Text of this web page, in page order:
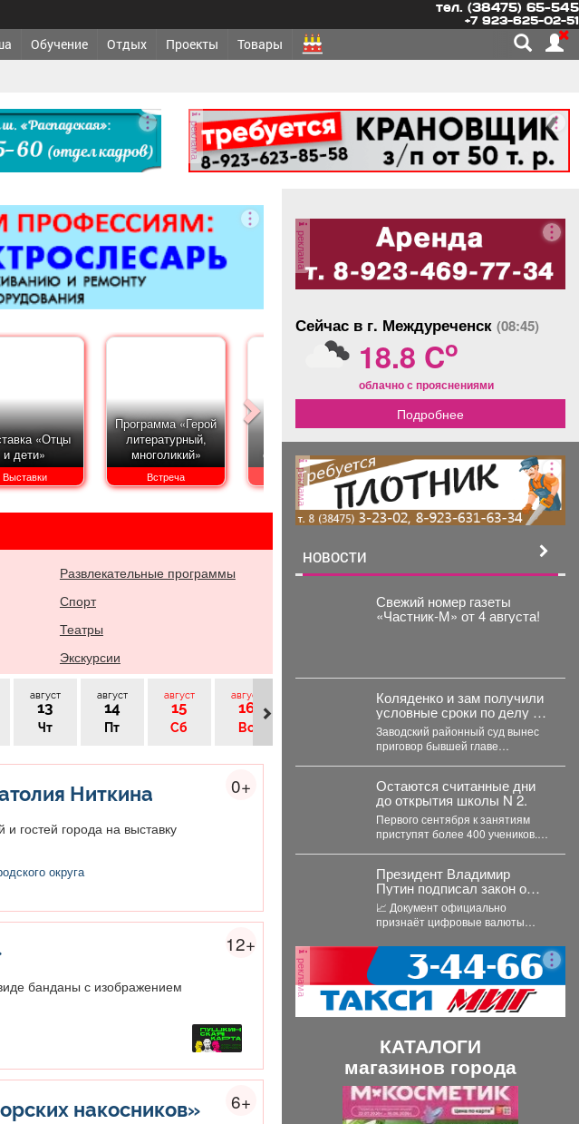
тел. (38475) 65-545
+7 923-625-02-51
Обучение Отдых Проекты Товары
реклама
«Отцы
и дети»
Выставки
Программа «Герой
литературный,
многоликий»
Встреча
«Шахтерское
сердце Сибири»
Экскурсии
Выставка «Мой
путь»
Выставки
Развлекательные программы
Спорт
Театры
Экскурсии
август
13
Чт
август
14
Пт
август
15
Сб
август
16
Вс
август
18
Вт
август
19
Ср
август
20
Чт
0+
Ниткина
гостей города на выставку
округа
12+
банданы с изображением
6+
накосников»
реклама
Сейчас в г. Междуреченск (08:45)
18.8 Co
облачно с прояснениями
Подробнее
реклама
НОВОСТИ
Свежий номер газеты
«Частник‑М» от 4 августа!
Коляденко и зам получили
условные сроки по делу о
строительных махинациях
Заводский районный суд вынес
приговор бывшей главе
Татьяне...
Остаются считанные дни
до открытия школы N 2.
Первого сентября к занятиям
приступят более 400 учеников.
Президент Владимир
Путин подписал закон о
легализации криптовалют в
России.
📈 Документ официально
признаёт цифровые валюты
правила их оборота и
гарантирует судебную защиту...
реклама
КАТАЛОГИ
магазинов города